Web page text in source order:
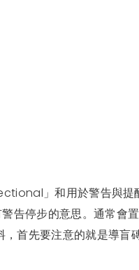
」和用於警告與提
停步的意思。通常會
首先要注意的就是導盲